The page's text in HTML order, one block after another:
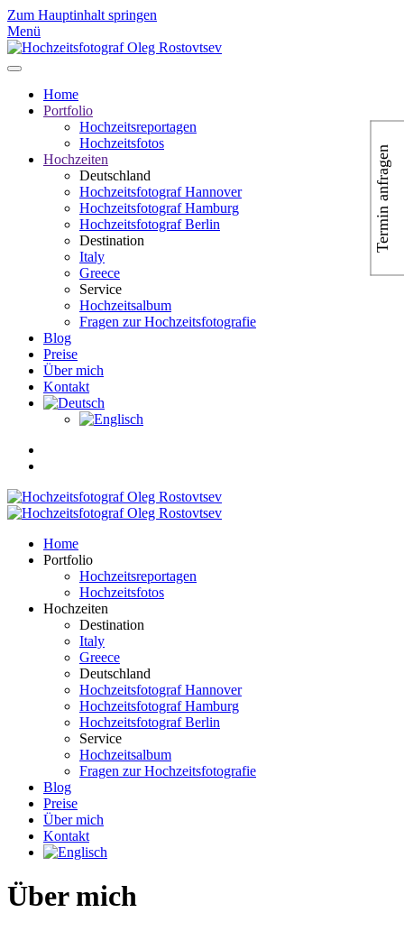
Zum Hauptinhalt springen
Menü
Home
Portfolio
Hochzeitsreportagen
Hochzeitsfotos
Hochzeiten
Deutschland
Hochzeitsfotograf Hannover
Hochzeitsfotograf Hamburg
Hochzeitsfotograf Berlin
Destination
Italy
Greece
Service
Hochzeitsalbum
Fragen zur Hochzeitsfotografie
Blog
Preise
Über mich
Kontakt
Home
Portfolio
Hochzeitsreportagen
Hochzeitsfotos
Hochzeiten
Destination
Italy
Greece
Deutschland
Hochzeitsfotograf Hannover
Hochzeitsfotograf Hamburg
Hochzeitsfotograf Berlin
Service
Hochzeitsalbum
Fragen zur Hochzeitsfotografie
Blog
Preise
Über mich
Kontakt
Über mich
Termin anfragen